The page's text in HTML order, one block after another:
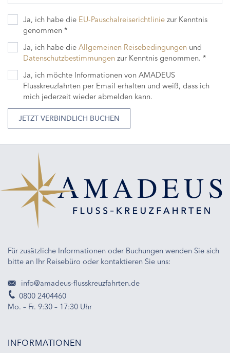
Ja, ich habe die EU-Pauschalreiserichtlinie zur Kenntnis
genommen *
Ja, ich habe die Allgemeinen Reisebedingungen und
Datenschutzbestimmungen zur Kenntnis genommen. *
Ja, ich möchte Informationen von AMADEUS
Flusskreuzfahrten per Email erhalten und weiß, dass ich
mich jederzeit wieder abmelden kann.
JETZT VERBINDLICH BUCHEN
Für zusätzliche Informationen oder Buchungen wenden Sie sich
bitte an Ihr Reisebüro oder kontaktieren Sie uns:
info@amadeus-flusskreuzfahrten.de
0800 2404460
Mo. – Fr. 9:30 – 17:30 Uhr
INFORMATIONEN